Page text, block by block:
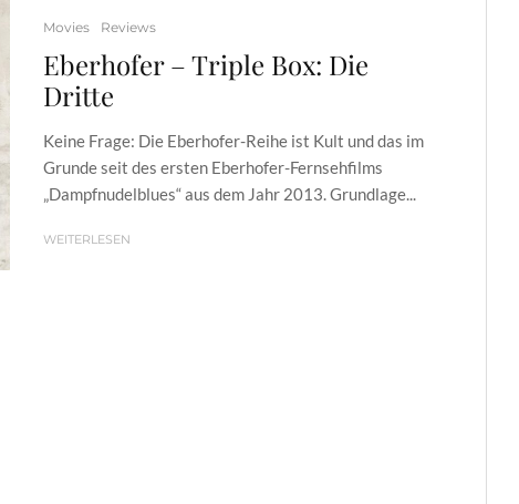
Movies Reviews
Eberhofer – Triple Box: Die
Dritte
Keine Frage: Die Eberhofer-Reihe ist Kult und das im
Grunde seit des ersten Eberhofer-Fernsehfilms
„Dampfnudelblues“ aus dem Jahr 2013. Grundlage...
WEITERLESEN